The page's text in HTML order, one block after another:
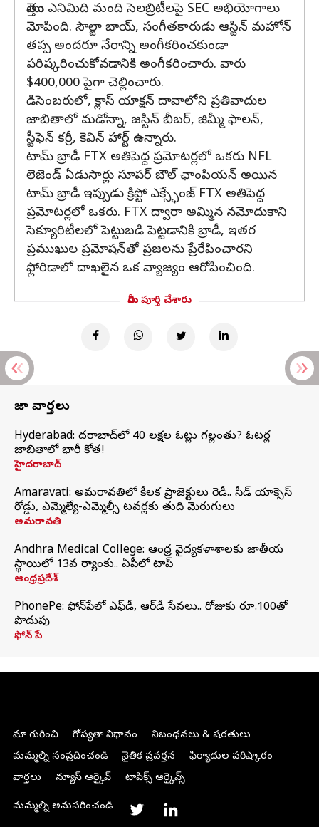
మొత్తం ఎనిమిది మంది సెలబ్రిటీలపై SEC అభియోగాలు
మోపింది. సౌల్జా బాయ్, సంగీతకారుడు ఆస్టిన్ మహోన్
తప్ప అందరూ నేరాన్ని అంగీకరించకుండా
పరిష్కరించుకోవడానికి అంగీకరించారు. వారు
$400,000 పైగా చెల్లించారు.
డిసెంబరులో, క్లాస్ యాక్షన్ దావాలోని ప్రతివాదుల
జాబితాలో మడోన్నా, జస్టిన్ బీబర్, జిమ్మీ ఫాలన్,
స్టీఫెన్ కర్రీ, కెవిన్ హార్ట్ ఉన్నారు.
టామ్ బ్రాడీ FTX అతిపెద్ద ప్రమోటర్లలో ఒకరు NFL
లెజెండ్ ఏడుసార్లు సూపర్ బౌల్ ఛాంపియన్ అయిన
టామ్ బ్రాడీ ఇప్పుడు క్రిప్టో ఎక్స్ఛేంజ్ FTX అతిపెద్ద
ప్రమోటర్లలో ఒకరు. FTX ద్వారా అమ్మిన నమోదుకాని
సెక్యూరిటీలలో పెట్టుబడి పెట్టడానికి బ్రాడీ, ఇతర
ప్రముఖుల ప్రమోషన్‌తో ప్రజలను ప్రేరేపించారని
ఫ్లోరిడాలో దాఖలైన ఒక వ్యాజ్యం ఆరోపించింది.
మీరు పూర్తి చేశారు
తాజా వార్తలు
Hyderabad: హైదరాబాద్‌లో 40 లక్షల ఓట్లు గల్లంతు? ఓటర్ల
జాబితాలో భారీ కోత!
హైదరాబాద్
Amaravati: అమరావతిలో కీలక ప్రాజెక్టులు రెడీ.. సీడ్‌ యాక్సెస్‌
రోడ్డు, ఎమ్మెల్యే-ఎమ్మెల్సీ టవర్లకు తుది మెరుగులు
అమరావతి
Andhra Medical College: ఆంధ్ర వైద్యకళాశాలకు జాతీయ
స్థాయిలో 13వ ర్యాంకు.. ఏపీలో టాప్
ఆంధ్రప్రదేశ్
PhonePe: ఫోన్‌పేలో ఎఫ్‌డీ, ఆర్‌డీ సేవలు.. రోజుకు రూ.100తో
పొదుపు
ఫోన్‌ పే
మా గురించి గోప్యతా విధానం
నిబంధనలు & షరతులు
మమ్మల్ని సంప్రదించండి
నైతిక ప్రవర్తన
ఫిర్యాదుల పరిష్కారం
వార్తలు
న్యూస్ ఆర్కైవ్ టాపిక్స్ ఆర్కైవ్స్
మమ్మల్ని అనుసరించండి